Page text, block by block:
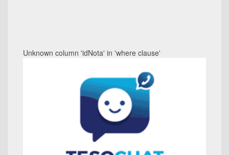
Unknown column 'idNota' in 'where clause'